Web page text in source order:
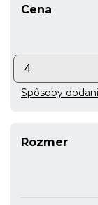
Cena
Spôsoby
Rozmer